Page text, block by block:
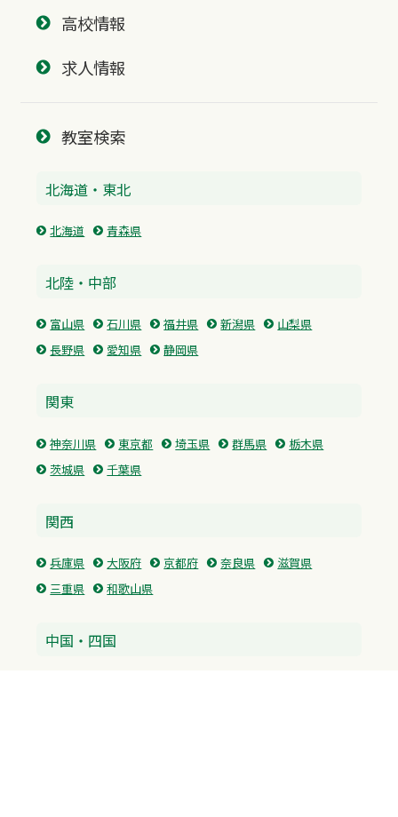
高校情報
求人情報
教室検索
北海道・東北
北海道 青森県
北陸・中部
富山県 石川県 福井県 新潟県
山梨県
長野県
愛知県 静岡県
関東
神奈川県 東京都 埼玉県 群馬県
栃木県
茨城県
千葉県
関西
兵庫県 大阪府 京都府 奈良県
滋賀県
三重県
和歌山県
中国・四国